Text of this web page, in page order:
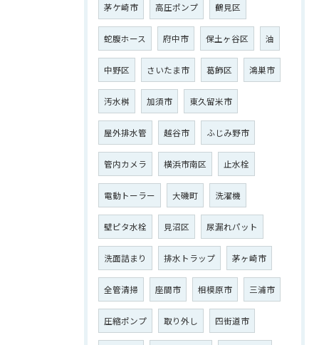
茅ケ崎市 高圧ポンプ 鶴見区
蛇腹ホース 府中市 保土ヶ谷区 油
中野区 さいたま市 葛飾区 鴻巣市
汚水桝 加須市 東久留米市
屋外排水管 越谷市 ふじみ野市
管内カメラ 横浜市南区 止水栓
電動トーラー 大磯町 洗濯機
壁ピタ水栓 見沼区 尿漏れパット
洗面詰まり 排水トラップ 茅ヶ崎市
全管清掃 座間市 相模原市 三浦市
圧縮ポンプ 取り外し 四街道市
ご相談はこちら